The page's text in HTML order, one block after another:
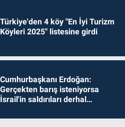
Türkiye'den 4 köy "En İyi Turizm
Köyleri 2025" listesine girdi
Cumhurbaşkanı Erdoğan:
Gerçekten barış isteniyorsa
İsrail'in saldırıları derhal